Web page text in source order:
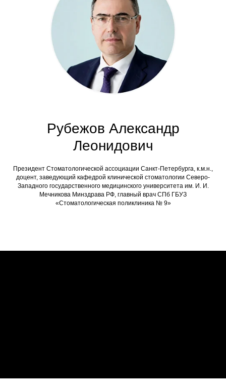
Рубежов Александр
Леонидович
Президент Стоматологической ассоциации Санкт-Петербурга, к.м.н.,
доцент, заведующий кафедрой клинической стоматологии Северо-
Западного государственного медицинского университета им. И. И.
Мечникова Минздрава РФ, главный врач СПб ГБУЗ
«Стоматологическая поликлиника № 9»